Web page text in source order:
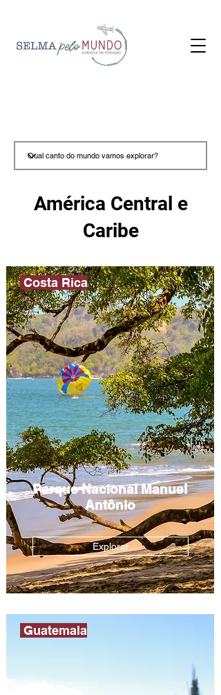
América Central e
Caribe
Costa Rica
Parque Nacional Manuel
Antônio
Explorar
Guatemala